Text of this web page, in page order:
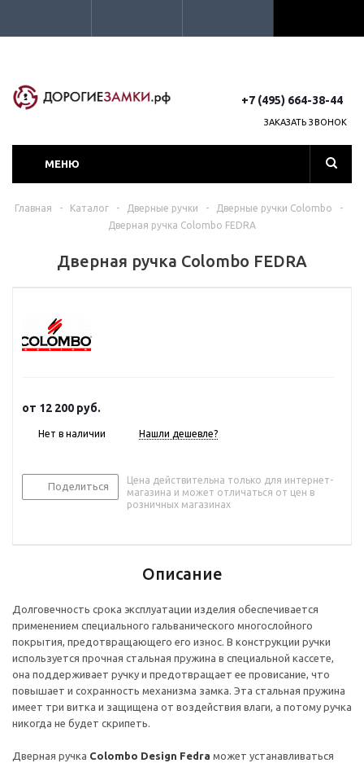
+7 (495) 664-38-44
ЗАКАЗАТЬ ЗВОНОК
МЕНЮ
Главная - Каталог - Дверные ручки - Дверные ручки Colombo
-
Дверная ручка Colombo FEDRA
Дверная ручка Colombo FEDRA
от 12 200 руб.
Нет в наличии Нашли дешевле?
Поделиться
Цена действительна только для интернет-
магазина и может отличаться от цен в
розничных магазинах
Описание
Долговечность срока эксплуатации изделия обеспечивается
применением специального гальванического многослойного
покрытия, предотвращающего его износ. В конструкции ручки
используется прочная стальная пружина в специальной кассете,
она поддерживает ручку и предотвращает ее провисание, что
повышает и сохранность механизма замка. Эта стальная пружина
имеет три витка и защищена от воздействия влаги, а потому ручка
никогда не будет скрипеть.
Дверная ручка Colombo Design Fedra может устанавливаться